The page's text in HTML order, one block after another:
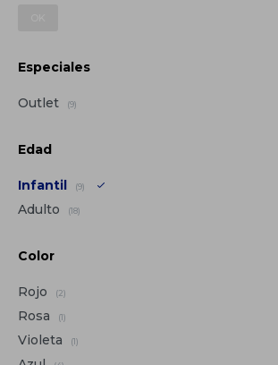
Especiales
Outlet (9)
Edad
Infantil (9)
Adulto (18)
Color
Rojo (2)
Rosa (1)
Violeta (1)